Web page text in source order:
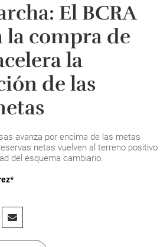
El BCRA
la compra de
la
de las
avanza por encima de las metas
netas vuelven al terreno positivo
del esquema cambiario.